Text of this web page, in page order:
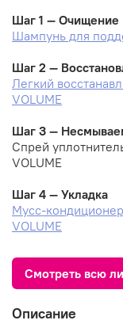
Шаг 1 — Очищение
Шампунь для
Шаг 2 —
Легкий
VOLUME
Шаг 3 —
Спрей
VOLUME
Шаг 4 — Укладка
Мусс-
VOLUME
Смотреть всю
Описание